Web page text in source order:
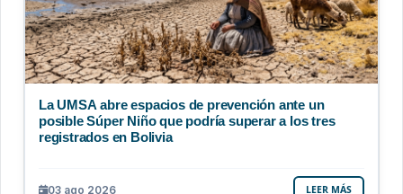
La UMSA abre espacios de prevención ante un
posible Súper Niño que podría superar a los tres
registrados en Bolivia
03 ago 2026 LEER MÁS